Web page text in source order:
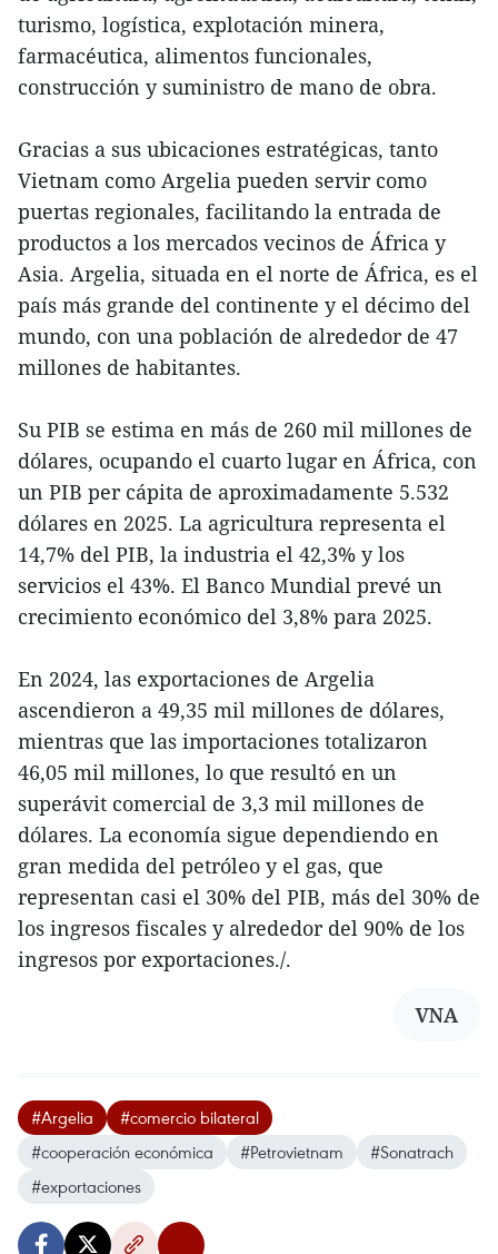
turismo, logística, explotación minera,
farmacéutica, alimentos funcionales,
construcción y suministro de mano de obra.
Gracias a sus ubicaciones estratégicas, tanto
Vietnam como Argelia pueden servir como
puertas regionales, facilitando la entrada de
productos a los mercados vecinos de África y
Asia. Argelia, situada en el norte de África, es el
país más grande del continente y el décimo del
mundo, con una población de alrededor de 47
millones de habitantes.
Su PIB se estima en más de 260 mil millones de
dólares, ocupando el cuarto lugar en África, con
un PIB per cápita de aproximadamente 5.532
dólares en 2025. La agricultura representa el
14,7% del PIB, la industria el 42,3% y los
servicios el 43%. El Banco Mundial prevé un
crecimiento económico del 3,8% para 2025.
En 2024, las exportaciones de Argelia
ascendieron a 49,35 mil millones de dólares,
mientras que las importaciones totalizaron
46,05 mil millones, lo que resultó en un
superávit comercial de 3,3 mil millones de
dólares. La economía sigue dependiendo en
gran medida del petróleo y el gas, que
representan casi el 30% del PIB, más del 30% de
los ingresos fiscales y alrededor del 90% de los
ingresos por exportaciones./.
VNA
#Argelia
#comercio bilateral
#cooperación económica
#Petrovietnam
#Sonatrach
#exportaciones